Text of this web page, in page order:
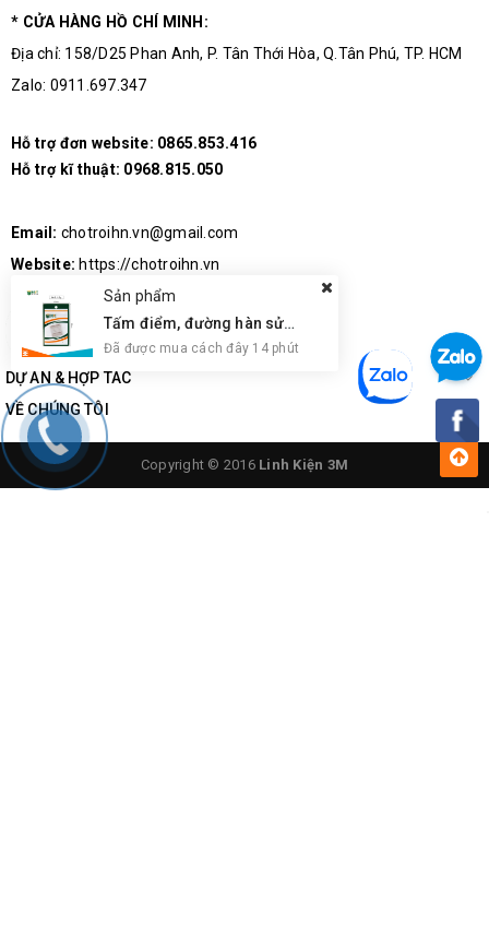
* CỬA HÀNG HỒ CHÍ MINH:
Địa chỉ: 158/D25 Phan Anh, P. Tân Thới Hòa, Q.Tân Phú, TP. HCM
Zalo: 0911.697.347
Hỗ trợ đơn website: 0865.853.416
Hỗ trợ kĩ thuật: 0968.815.050
Email: chotroihn.vn@gmail.com
Website: https://chotroihn.vn
DỰ ÁN & HỢP TÁC
VỀ CHÚNG TÔI
Copyright © 2016 Linh Kiện 3M
Sản phẩm
Tấm điểm, đường hàn sửa chữa IC, PCB, Cảm Ứng BGA, Vân Tay Điện Thoại, Pad - Best 28 x 28mm
Đã được mua cách đây 14 phút